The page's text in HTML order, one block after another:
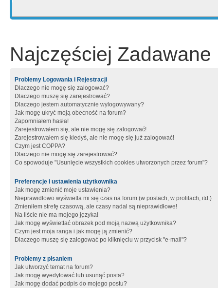
Najczęściej Zadawane
Problemy Logowania i Rejestracji
Dlaczego nie mogę się zalogować?
Dlaczego muszę się zarejestrować?
Dlaczego jestem automatycznie wylogowywany?
Jak mogę ukryć moją obecność na forum?
Zapomniałem hasła!
Zarejestrowałem się, ale nie mogę się zalogować!
Zarejestrowałem się kiedyś, ale nie mogę się już zalogować!
Czym jest COPPA?
Dlaczego nie mogę się zarejestrować?
Co spowoduje "Usunięcie wszystkich cookies utworzonych przez forum"?
Preferencje i ustawienia użytkownika
Jak mogę zmienić moje ustawienia?
Nieprawidłowo wyświetla mi się czas na forum (w postach, w profilach, itd.)
Zmieniłem strefę czasową, ale czasy nadal są nieprawidłowe!
Na liście nie ma mojego języka!
Jak mogę wyświetlać obrazek pod moją nazwą użytkownika?
Czym jest moja ranga i jak mogę ją zmienić?
Dlaczego muszę się zalogować po kliknięciu w przycisk "e-mail"?
Problemy z pisaniem
Jak utworzyć temat na forum?
Jak mogę wyedytować lub usunąć posta?
Jak mogę dodać podpis do mojego postu?